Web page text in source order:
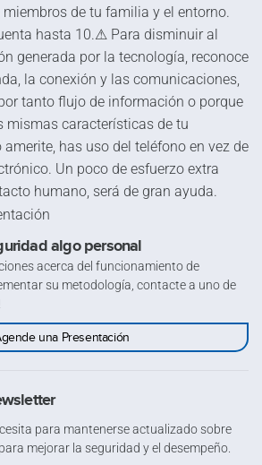
de tu familia y el entorno.
hasta 10.⚠ Para disminuir al
generada por la tecnología, reconoce
la conexión y las comunicaciones,
tanto flujo de información o porque
mismas características de tu
has uso del teléfono en vez de
Un poco de esfuerzo extra
humano, será de gran ayuda.
algo personal
acerca del funcionamiento de
su metodología, contacte a uno de
una Presentación
para mantenerse actualizado sobre
mejorar la seguridad y el desempeño.